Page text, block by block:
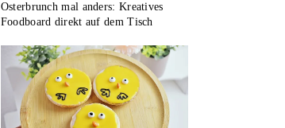
Osterbrunch mal anders: Kreatives
Foodboard direkt auf dem Tisch